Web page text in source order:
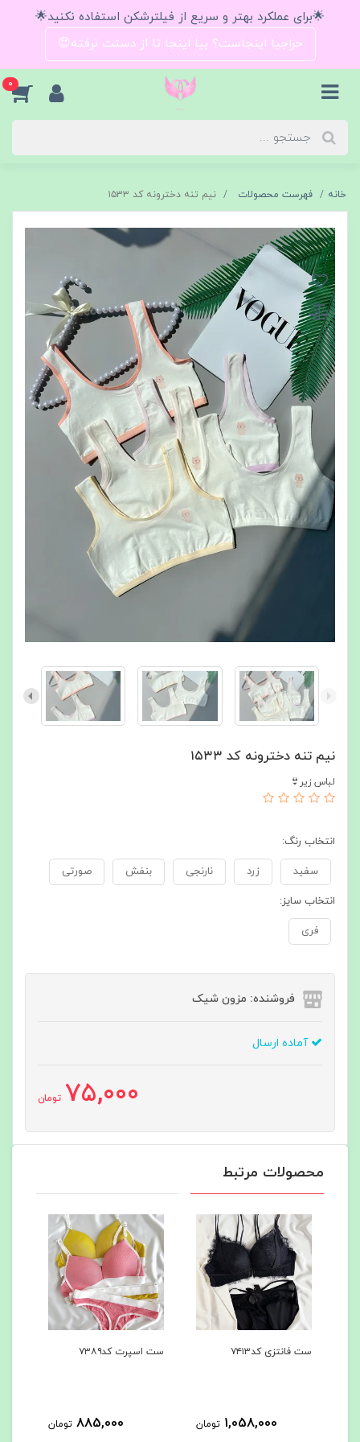
🌟برای عملکرد بهتر و سریع از فیلترشکن استفاده نکنید🌟
حراجیا اینجاست؟ بیا اینجا تا از دستت نرفته😍
0
خانه فهرست محصولات نيم تنه دخترونه کد ۱۵۳۳
نيم تنه دخترونه کد ۱۵۳۳
لباس زیر👙
انتخاب رنگ:
سفید زرد نارنجی بنفش صورتی
انتخاب سایز:
فری
فروشنده: مزون شیک
آماده ارسال
75,000 تومان
محصولات مرتبط
ست اسپرت کد۷۳۸۹
885,000 تومان
شرت فانتزی پشت باز
425,000 تومان